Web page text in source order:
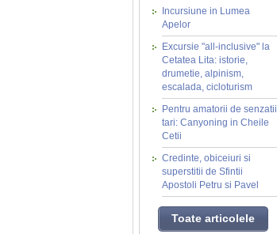
Incursiune in Lumea
Apelor
Excursie "all-inclusive" la
Cetatea Lita: istorie,
drumetie, alpinism,
escalada, cicloturism
Pentru amatorii de senzatii
tari: Canyoning in Cheile
Cetii
Credinte, obiceiuri si
superstitii de Sfintii
Apostoli Petru si Pavel
Toate articolele